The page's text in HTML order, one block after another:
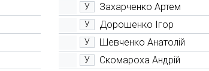
У Захарченко Артем
У Дорошенко Ігор
У Шевченко Анатолій
У Скомароха Андрій